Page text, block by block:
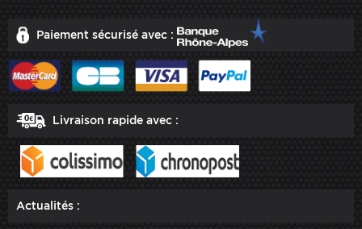
Paiement sécurisé avec :
Livraison rapide avec :
Actualités :